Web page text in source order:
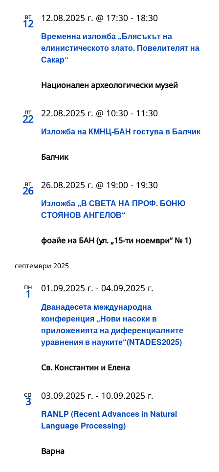
вт
12
Временна изложба „Блясъкът на
елинистическото злато. Повелителят на
Сакар“
12.08.2025 г. @ 17:30 - 18:30
Национален археологически музей
пт
22
Изложба на КМНЦ-БАН гостува в Балчик
22.08.2025 г. @ 10:30 - 11:30
Балчик
вт
26
Изложба „В СВЕТА НА ПРОФ. БОНЮ
СТОЯНОВ АНГЕЛОВ“
26.08.2025 г. @ 19:00 - 19:30
фоайе на БАН (ул. „15-ти ноември“ № 1)
септември 2025
пн
1
Дванадесета международна
конференция „Нови насоки в
приложенията на диференциалните
уравнения в науките“(NTADES2025)
01.09.2025 г. - 04.09.2025 г.
Св. Константин и Елена
ср
3
RANLP (Recent Advances in Natural
Language Processing)
03.09.2025 г. - 10.09.2025 г.
Варна